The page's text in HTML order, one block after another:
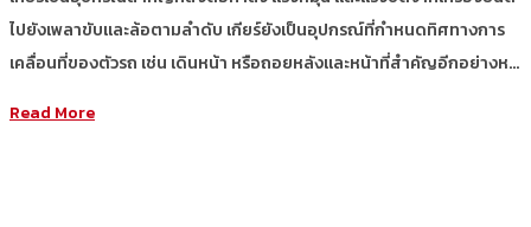
ไปยังเพลาขับและล้อตามลำดับ เกียร์ยังเป็นอุปกรณ์ที่กำหนดทิศทางการ
เคลื่อนที่ของตัวรถ เช่น เดินหน้า หรือถอยหลังและหน้าที่สำคัญอีกอย่างห…
Read More